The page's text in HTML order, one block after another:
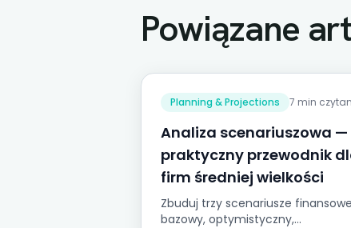
Powiązane
Planning & Projections 7 min
Analiza scenariuszowa —
praktyczny przewodnik
firm średniej wielkości
Zbuduj trzy scenariusze
bazowy, optymistyczny,